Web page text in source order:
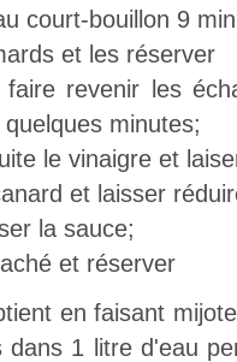
court-bouillon 9
et les réserver
revenir les
minutes;
le vinaigre et
et laisser
la sauce;
et réserver
en faisant
1 litre d'eau